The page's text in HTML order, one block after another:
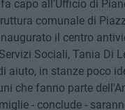
capo all'Ufficio di
comunale di
il centro
Sociali, Tania Di
aiuto, in stanze poco
che fanno parte
- conclude -